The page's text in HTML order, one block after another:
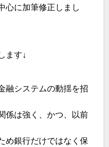
心に加筆修正しまし
ます↓
融システムの動揺を招
係は強く、かつ、以前
め銀行だけではなく保